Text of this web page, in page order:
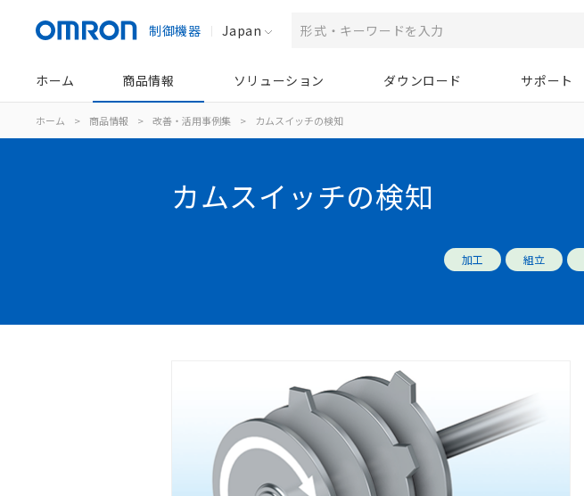
制御機器 Japan
ホーム 商品情報 ソリューション ダウンロード サポート
ホーム > 商品情報 > 改善・活用事例集 > カムスイッチの検知
カムスイッチの検知
加工 組立